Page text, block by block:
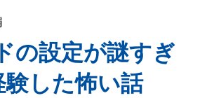
の設定が謎すぎ
した怖い話